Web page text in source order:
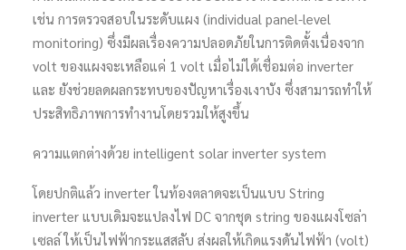
เช่น การตรวจสอบในระดับแผง (individual panel-level
monitoring) ซึ่งมีผลเรื่องความปลอดภัยในการติดตั้งเนื่องจาก
volt ของแผงจะเหลือแค่ 1 volt เมื่อไม่ได้เชื่อมต่อ inverter
และ ยังช่วยลดผลกระทบของปัญหาเรื่องเงาบัง ซึ่งสามารถทำให้
ประสิทธิภาพการทำงานโดยรวมให้สูงขึ้น
ความแตกต่างด้วย intelligent solar inverter system
โดยปกติแล้ว inverter ในท้องตลาดจะเป็นแบบ String
inverter แบบเดิมจะแปลงไฟ DC จากชุด string ของแผงโซล่า
เซลล์ ให้เป็นไฟฟ้ากระแสสลับ ส่งผลให้เกิดแรงดันไฟฟ้า (volt)